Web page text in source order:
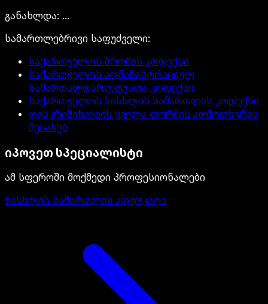
განახლდა: ...
სამართლებრივი საფუძველი:
საქართველოს შრომის კოდექსი
საქართველოს ადმინისტრაციულ
სამართალდარღვევათა კოდექსი
საქართველოს სისხლის სამართლის კოდექსი
დისკრიმინაციის ყველა ფორმის აღმოფხვრის
შესახებ
იპოვეთ სპეციალისტი
ამ სფეროში მოქმედი პროფესიონალები
სისხლის სამართლის ადვოკატი